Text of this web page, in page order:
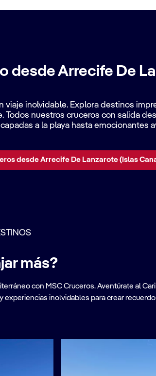
desde Arrecife De
viaje inolvidable. Explora destinos
Todos nuestros cruceros con salida
a la playa hasta emocionantes
desde Arrecife De Lanzarote (Islas
más?
con MSC Cruceros. Aventúrate al
experiencias inolvidables para crear